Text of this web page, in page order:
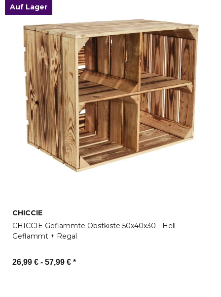
Auf Lager
CHICCIE
CHICCIE Geflammte Obstkiste 50x40x30 - Hell
Geflammt + Regal
26,99 € - 57,99 € *